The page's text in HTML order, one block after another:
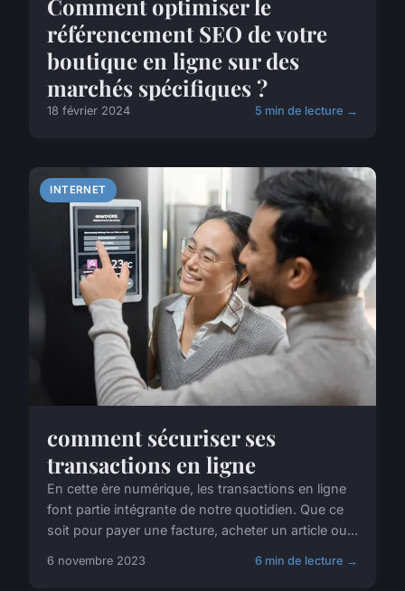
Comment optimiser le
référencement SEO de votre
boutique en ligne sur des
marchés spécifiques ?
18 février 2024 5 min de lecture →
INTERNET
comment sécuriser ses
transactions en ligne
En cette ère numérique, les transactions en ligne
font partie intégrante de notre quotidien. Que ce
soit pour payer une facture, acheter un article ou...
6 novembre 2023 6 min de lecture →